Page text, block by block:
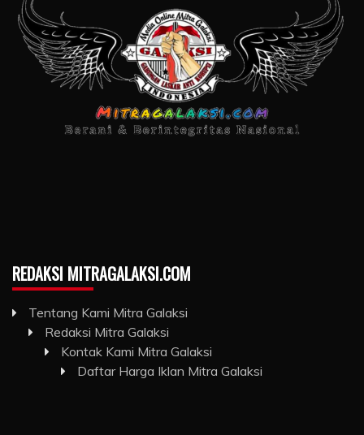
REDAKSI MITRAGALAKSI.COM
Tentang Kami Mitra Galaksi
Redaksi Mitra Galaksi
Kontak Kami Mitra Galaksi
Daftar Harga Iklan Mitra Galaksi